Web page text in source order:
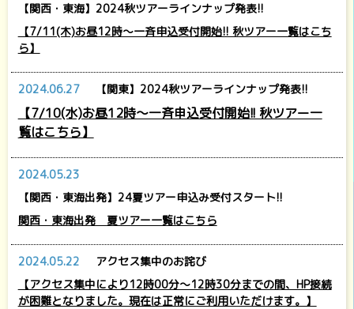
【関西・東海】2024秋ツアーラインナップ発表!!
【7/11(木)お昼12時～一斉申込受付開始!! 秋ツアー一覧はこち
ら】
2024.06.27 【関東】2024秋ツアーラインナップ発表!!
【7/10(水)お昼12時～一斉申込受付開始!! 秋ツアー一
覧はこちら】
2024.05.23
【関西・東海出発】24夏ツアー申込み受付スタート!!
関西・東海出発 夏ツアー一覧はこちら
2024.05.22
アクセス集中のお詫び
【アクセス集中により12時00分～12時30分までの間、HP接続
が困難となりました。現在は正常にご利用いただけます。】